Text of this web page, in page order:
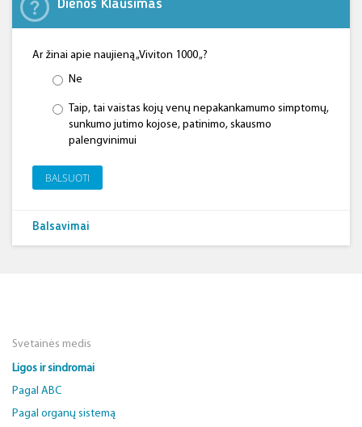
Dienos Klausimas
Ar žinai apie naujieną „Viviton 1000 „?
Ne
Taip, tai vaistas kojų venų nepakankamumo simptomų,
sunkumo jutimo kojose, patinimo, skausmo
palengvinimui
BALSUOTI
Balsavimai
Svetainės medis
Ligos ir sindromai
Pagal ABC
Pagal organų sistemą